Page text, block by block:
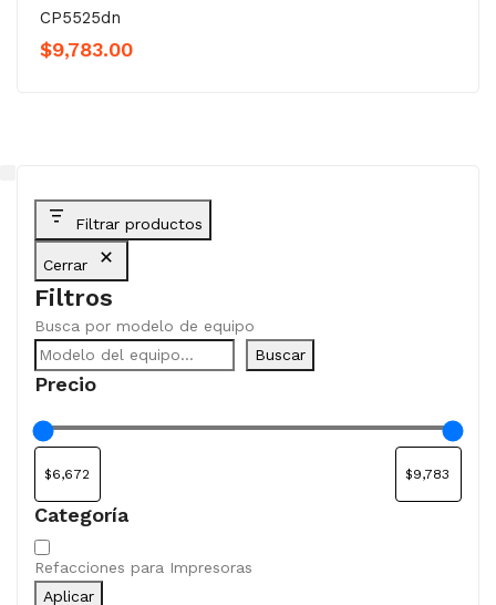
CP5525dn
$9,783.00
Filtrar productos
Cerrar
Filtros
Busca por modelo de equipo
Buscar
Precio
Categoría
Categoría
Refacciones para Impresoras
Aplicar